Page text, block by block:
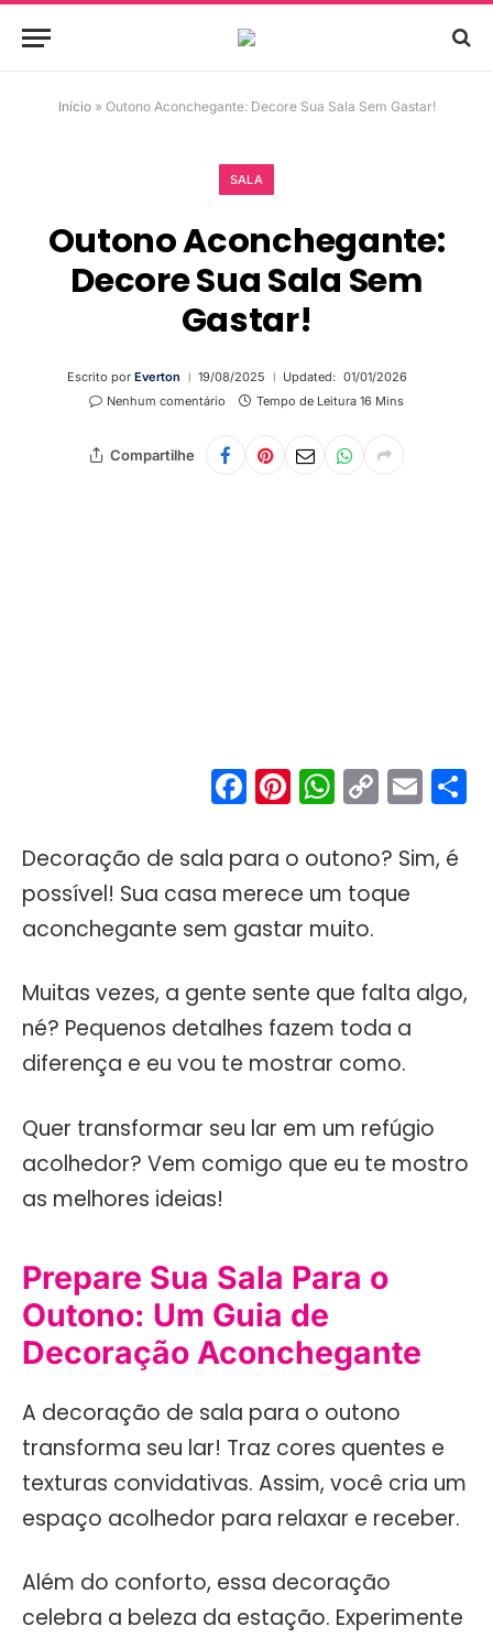
Início» Outono Aconchegante: Decore Sua Sala Sem Gastar!
SALA
Outono Aconchegante:
Decore Sua Sala Sem
Gastar!
Escrito por Everton 19/08/2025 Updated: 01/01/2026
Nenhum comentário
Tempo de Leitura 16 Mins
Compartilhe
Facebook
Pinterest
Copy
Link
Decoração de sala para o outono? Sim, é
possível! Sua casa merece um toque
aconchegante sem gastar muito.
Muitas vezes, a gente sente que falta algo,
né? Pequenos detalhes fazem toda a
diferença e eu vou te mostrar como.
Quer transformar seu lar em um refúgio
acolhedor? Vem comigo que eu te mostro
as melhores ideias!
Prepare Sua Sala Para o
Outono: Um Guia de
Decoração Aconchegante
A decoração de sala para o outono
transforma seu lar! Traz cores quentes e
texturas convidativas. Assim, você cria um
espaço acolhedor para relaxar e receber.
Além do conforto, essa decoração
celebra a beleza da estação. Experimente